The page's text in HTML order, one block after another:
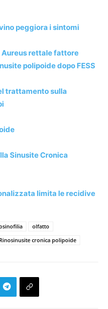
peggiora i sintomi
rettale fattore
polipoide dopo FESS
trattamento sulla
Sinusite Cronica
limita le recidive
olfatto
Rinosinusite cronica polipoide